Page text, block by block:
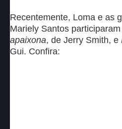
Recentemente, Loma e as
Mariely Santos
apaixona, de Jerry Smith, e
Gui. Confira: